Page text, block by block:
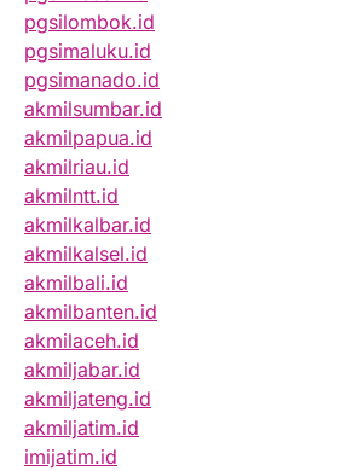
pgsilombok.id
pgsimaluku.id
pgsimanado.id
akmilsumbar.id
akmilpapua.id
akmilriau.id
akmilntt.id
akmilkalbar.id
akmilkalsel.id
akmilbali.id
akmilbanten.id
akmilaceh.id
akmiljabar.id
akmiljateng.id
akmiljatim.id
imijatim.id